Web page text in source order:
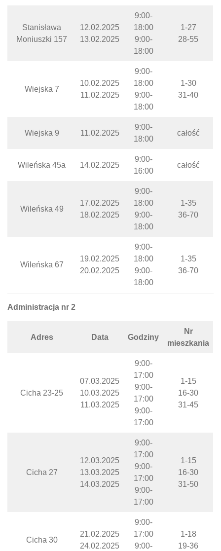
Stanisława
Moniuszki 157
12.02.2025
13.02.2025
9:00-
18:00
9:00-
18:00
1-27
28-55
Wiejska 7
10.02.2025
11.02.2025
9:00-
18:00
9:00-
18:00
1-30
31-40
Wiejska 9 11.02.2025
9:00-
18:00
całość
Wileńska 45a 14.02.2025
9:00-
16:00
całość
Wileńska 49
17.02.2025
18.02.2025
9:00-
18:00
9:00-
18:00
1-35
36-70
Wileńska 67
19.02.2025
20.02.2025
9:00-
18:00
9:00-
18:00
1-35
36-70
Administracja nr 2
Adres Data Godziny
Nr
mieszkania
Cicha 23-25
07.03.2025
10.03.2025
11.03.2025
9:00-
17:00
9:00-
17:00
9:00-
17:00
1-15
16-30
31-45
Cicha 27
12.03.2025
13.03.2025
14.03.2025
9:00-
17:00
9:00-
17:00
9:00-
17:00
1-15
16-30
31-50
Cicha 30
21.02.2025
24.02.2025
9:00-
17:00
9:00-
1-18
19-36